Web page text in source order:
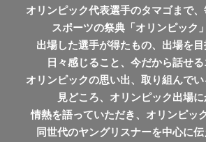
オリンピック代表選手のタマゴまで、
スポーツの祭典「オリンピック
出場した選手が得たもの、出場を
日々感じること、 今だから話せ
オリンピックの思い出、取り組んで
見どころ、 オリンピック出場
情熱を語っていただき、オリンピッ
同世代のヤングリスナーを中心に伝